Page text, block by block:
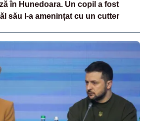
în Hunedoara. Un copil a fost
său l-a amenințat cu un cutter